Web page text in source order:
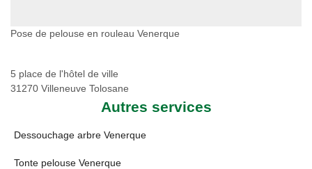
Pose de pelouse en rouleau Venerque
5 place de l'hôtel de ville
31270 Villeneuve Tolosane
Autres services
Dessouchage arbre Venerque
Tonte pelouse Venerque